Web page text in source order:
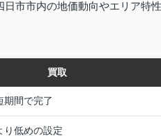
市市内の地価動向やエリア特性
買取
期間で完了
り低めの設定